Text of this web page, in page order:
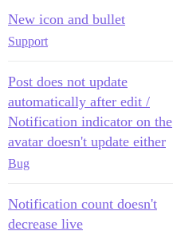
New icon and bullet
Support
Post does not update
automatically after edit /
Notification indicator on the
avatar doesn't update either
Bug
Notification count doesn't
decrease live